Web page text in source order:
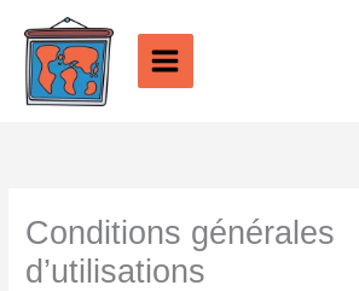
contenu
Conditions générales
d’utilisations